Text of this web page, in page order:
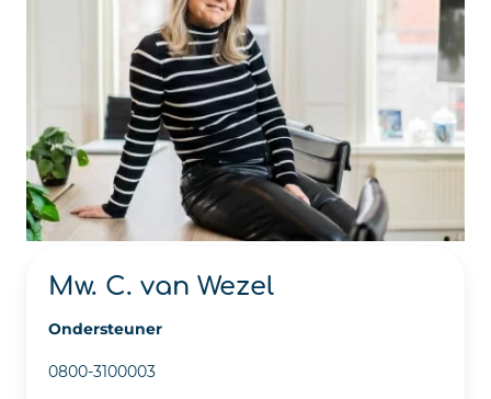
Mw. C. van Wezel
Ondersteuner
0800-3100003